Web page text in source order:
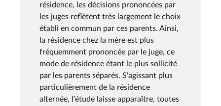
résidence, les décisions prononcées par
les juges reflètent très largement le choix
établi en commun par ces parents. Ainsi,
la résidence chez la mère est plus
fréquemment prononcée par le juge, ce
mode de résidence étant le plus sollicité
par les parents séparés. S'agissant plus
particulièrement de la résidence
alternée, l'étude laisse apparaître, toutes